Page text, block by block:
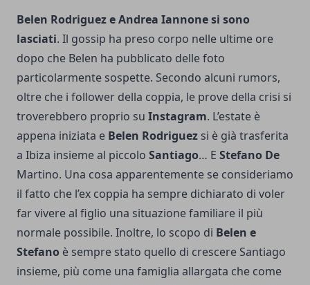
Belen Rodrigueze Andrea Iannone si sono
lasciati. Il gossip ha preso corpo nelle ultime ore
dopo che Belen ha pubblicato delle foto
particolarmente sospette. Secondo alcuni rumors,
oltre che i follower della coppia, le prove della crisi si
troverebbero proprio su Instagram. L’estate è
appena iniziata e Belen Rodriguez si è già trasferita
a Ibiza insieme al piccolo Santiago… E Stefano De
Martino. Una cosa apparentemente se consideriamo
il fatto che l’ex coppia ha sempre dichiarato di voler
far vivere al figlio una situazione familiare il più
normale possibile. Inoltre, lo scopo di Belen e
Stefano è sempre stato quello di crescere Santiago
insieme, più come una famiglia allargata che come